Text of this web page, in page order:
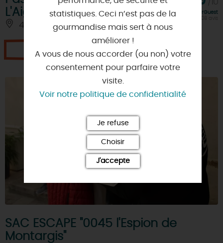
L'Aigrette
45110 - SIGLOY
Note FairGuest
Je réserve
SAC ESCAPE "0045 l'Espion de
Montargis"
statistiques. Ceci n’est pas de la
gourmandise mais sert à nous
améliorer !
A vous de nous accorder (ou non) votre
consentement pour parfaire votre
visite.
Voir notre politique de confidentialité
Je refuse
Choisir
J'accepte